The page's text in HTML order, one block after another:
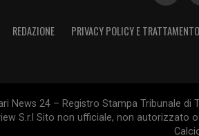
REDAZIONE PRIVACY POLICY E
News 24 – Registro Stampa Tribunale
S.r.l Sito non ufficiale, non autorizzato